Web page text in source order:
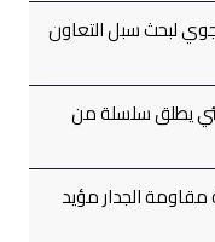
لبحث سبل التعاون
يطلق سلسلة من
الجدار مؤيد